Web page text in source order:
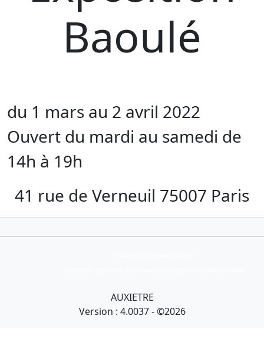
Baoulé
du 1 mars au 2 avril 2022
Ouvert du mardi au samedi de
14h à 19h
41 rue de Verneuil 75007 Paris
AUXIETRE
Version : 4.0037 - ©2026